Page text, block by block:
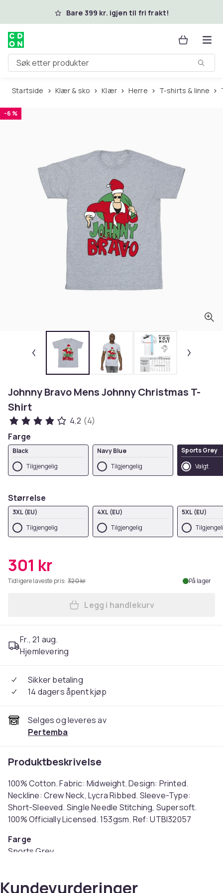
Hopp til hovedinnholdBare 399 kr. igjen til fri frakt!
Søk etter produkter
Startside Klær & sko Klær Herre T-shirts & linne
-6 %
Johnny Bravo Mens Johnny Christmas T-
Shirt
4,2 (4)
Farge
Black
Tilgjengelig
Navy Blue
Tilgjengelig
Sports Grey
Valgt
Størrelse
3XL (EU)
Tilgjengelig
4XL (EU)
Tilgjengelig
5XL (EU)
301 kr
Tidligere laveste pris: 320 kr På lager
Legg Johnny Bravo Mens
Legg i handlekurv
Fr., 21 aug.
Hjemlevering
Sikker betaling
14 dagers åpent kjøp
Selges og leveres av
Pertemba
Produktbeskrivelse
100% Cotton. Fabric: Midweight. Design: Printed.
Neckline: Crew Neck, Lycra Ribbed. Sleeve-Type:
Short-Sleeved. Single Needle Stitching, Supersoft.
100% Officially Licensed. 153gsm. Ref: UTBI32057
Farge
Sports Grey
Kundevurderinger